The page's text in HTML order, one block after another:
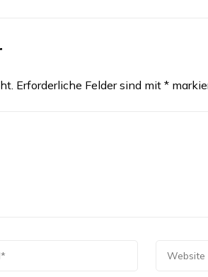
Erforderliche Felder sind mit *